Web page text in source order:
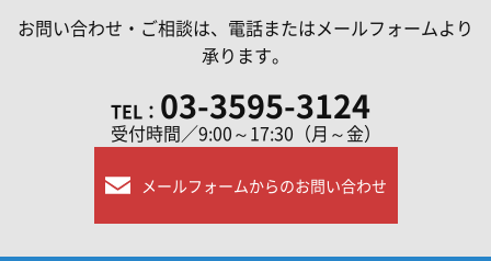
お問い合わせ・ご相談は、電話またはメールフォームより
承ります。
TEL： 03-3595-3124
受付時間／9:00～17:30（月～金）
メールフォームからのお問い合わせ